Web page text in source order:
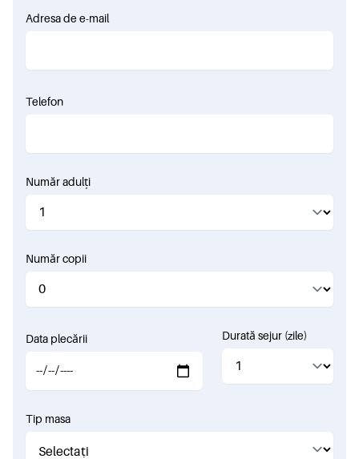
Adresa de e-mail
Telefon
Număr adulți
Număr copii
Data plecării Durată sejur (zile)
Tip masa